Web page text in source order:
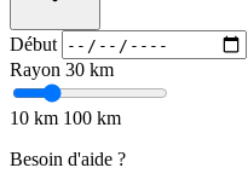
Début
Rayon 30 km
10 km 100 km
Besoin d'aide ?